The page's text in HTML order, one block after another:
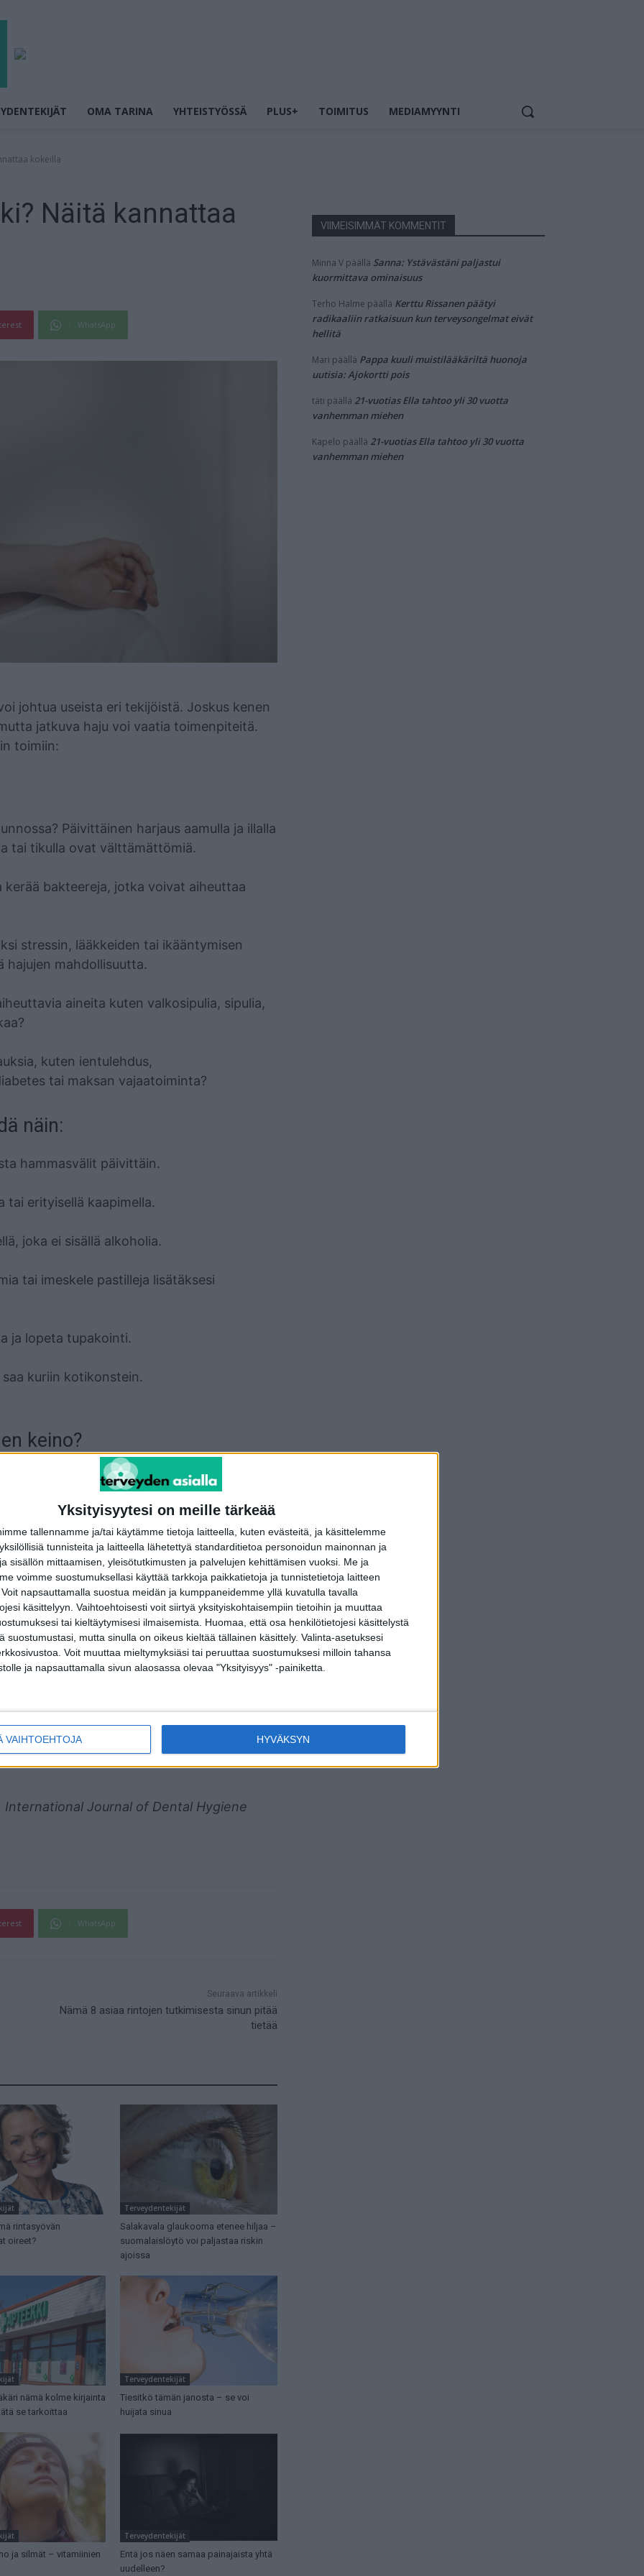
Yksityisyytesi on meille tärkeää
tallennamme ja/tai käytämme tietoja laitteella, kuten evästeitä, ja käsittelemme
tunnisteita ja laitteella lähetettyä standarditietoa personoidun mainonnan ja
sisällön mittaamisen, yleisötutkimusten ja palvelujen kehittämisen vuoksi. Me ja
voimme suostumuksellasi käyttää tarkkoja paikkatietoja ja tunnistetietoja laitteen
napsauttamalla suostua meidän ja kumppaneidemme yllä kuvatulla tavalla
käsittelyyn. Vaihtoehtoisesti voit siirtyä yksityiskohtaisempiin tietoihin ja muuttaa
tai kieltäytymisesi ilmaisemista. Huomaa, että osa henkilötietojesi käsittelystä
suostumustasi, mutta sinulla on oikeus kieltää tällainen käsittely. Valinta-asetuksesi
Voit muuttaa mieltymyksiäsi tai peruuttaa suostumuksesi milloin tahansa
ja napsauttamalla sivun alaosassa olevaa "Yksityisyys" -painiketta.
VAIHTOEHTOJA HYVÄKSYN
OMA TARINA YHTEISTYÖSSÄ PLUS+ TOIMITUS MEDIAMYYNTI
kokeilla
Näitä kannattaa
WhatsApp
johtua useista eri tekijöistä. Joskus kenen
jatkuva haju voi vaatia toimenpiteitä.
toimiin:
Päivittäinen harjaus aamulla ja illalla
tai tikulla ovat välttämättömiä.
bakteereja, jotka voivat aiheuttaa
stressin, lääkkeiden tai ikääntymisen
hajujen mahdollisuutta.
aineita kuten valkosipulia, sipulia,
kuten ientulehdus,
tai maksan vajaatoiminta?
näin:
hammasvälit päivittäin.
tai erityisellä kaapimella.
joka ei sisällä alkoholia.
tai imeskele pastilleja lisätäksesi
ja lopeta tupakointi.
saa kuriin kotikonstein.
keino?
faktaa on ainoastaan vihreällä teellä.
näyttöä.
jotka sisältävät luonnollisia haihtuvia
ominaisuuksia.
hillitä bakteerien kasvua suussa.
tehtyä miedosti emäksistä
joita on käytetty perinteisesti suun
Journal of Dental Hygiene
WhatsApp
Seuraava artikkeli
Nämä 8 asiaa rintojen tutkimisesta sinun pitää
tietää
rintasyövän
oireet?
Terveydentekijät
Salakavala glaukooma etenee hiljaa –
suomalaislöytö voi paljastaa riskin
ajoissa
nämä kolme kirjainta
se tarkoittaa
Terveydentekijät
Tiesitkö tämän janosta – se voi
huijata sinua
ja silmät – vitamiinien
Terveydentekijät
Entä jos näen samaa painajaista yhtä
uudelleen?
VIIMEISIMMÄT KOMMENTIT
Minna V päällä Sanna: Ystävästäni paljastui
kuormittava ominaisuus
Terho Halme päällä Kerttu Rissanen päätyi
radikaaliin ratkaisuun kun terveysongelmat eivät
hellitä
Mari päällä Pappa kuuli muistilääkäriltä huonoja
uutisia: Ajokortti pois
täti päällä 21-vuotias Ella tahtoo yli 30 vuotta
vanhemman miehen
Kapelo päällä 21-vuotias Ella tahtoo yli 30 vuotta
vanhemman miehen